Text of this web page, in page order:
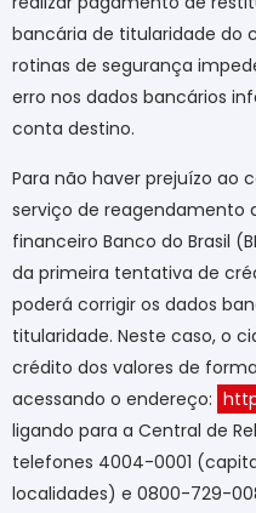
bancária de titularidade do
rotinas de segurança
erro nos dados bancários
conta destino.
Para não haver prejuízo ao
serviço de reagendamento
financeiro Banco do Brasil
da primeira tentativa de
poderá corrigir os dados
titularidade. Neste caso, o
crédito dos valores de
acessando o endereço:
ligando para a Central de
telefones 4004-0001
localidades) e 0800-729-